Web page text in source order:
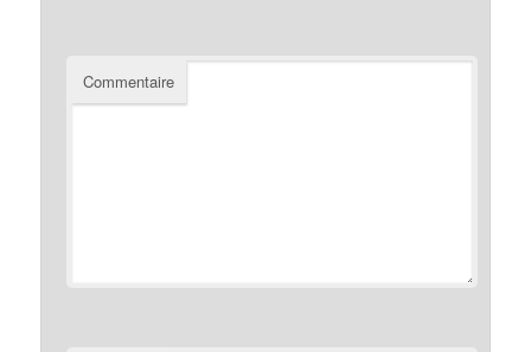
Commentaire